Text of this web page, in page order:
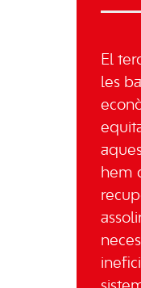
El
les
hem